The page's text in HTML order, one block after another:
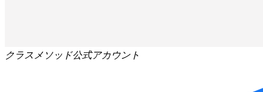
クラスメソッド公式アカウント